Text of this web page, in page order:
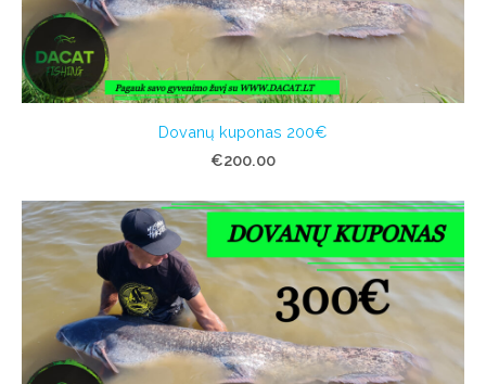
Dovanų kuponas 200€
€200.00